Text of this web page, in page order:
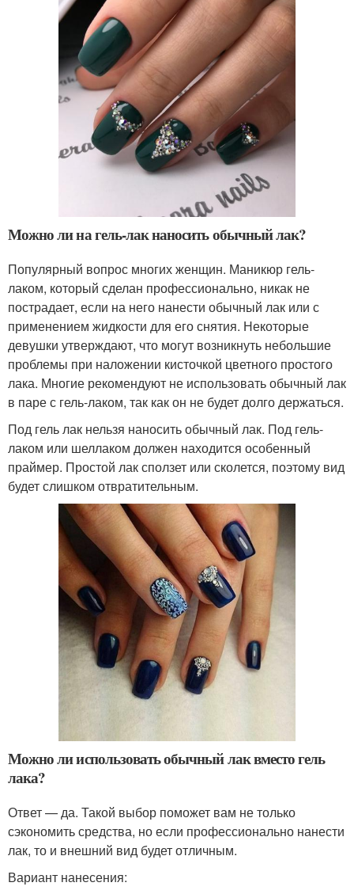
Можно ли на гель-лак наносить обычный лак?
Популярный вопрос многих женщин. Маникюр гель-
лаком, который сделан профессионально, никак не
пострадает, если на него нанести обычный лак или с
применением жидкости для его снятия. Некоторые
девушки утверждают, что могут возникнуть небольшие
проблемы при наложении кисточкой цветного простого
лака. Многие рекомендуют не использовать обычный лак
в паре с гель-лаком, так как он не будет долго держаться.
Под гель лак нельзя наносить обычный лак. Под гель-
лаком или шеллаком должен находится особенный
праймер. Простой лак сползет или сколется, поэтому вид
будет слишком отвратительным.
Можно ли использовать обычный лак вместо гель
лака?
Ответ — да. Такой выбор поможет вам не только
сэкономить средства, но если профессионально нанести
лак, то и внешний вид будет отличным.
Вариант нанесения: